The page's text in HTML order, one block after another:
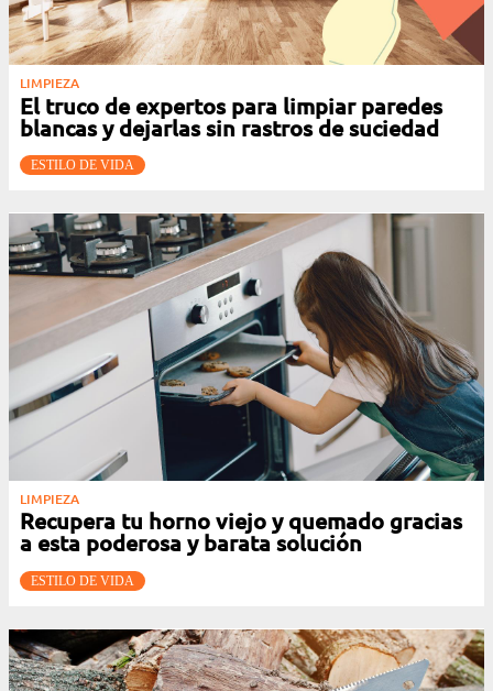
LIMPIEZA
El truco de expertos para limpiar paredes
blancas y dejarlas sin rastros de suciedad
ESTILO DE VIDA
LIMPIEZA
Recupera tu horno viejo y quemado gracias
a esta poderosa y barata solución
ESTILO DE VIDA